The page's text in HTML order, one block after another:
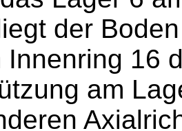
der
Innenring 16
am